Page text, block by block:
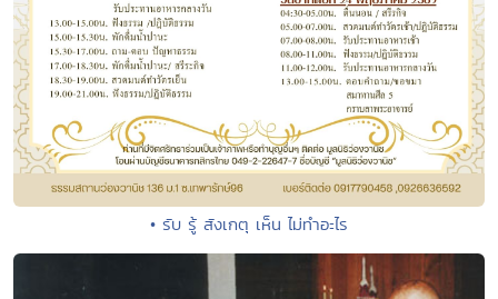
• รับ รู้ สังเกตุ เห็น ไม่ทำอะไร